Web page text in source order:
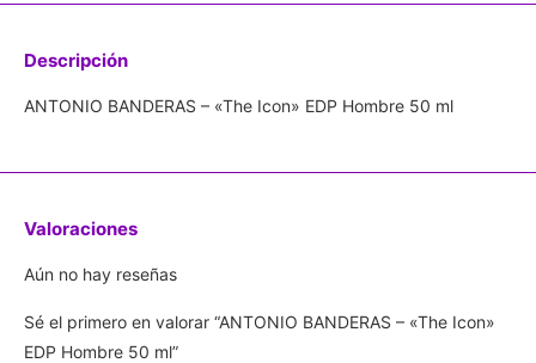
Descripción
ANTONIO BANDERAS – «The Icon» EDP Hombre 50 ml
Valoraciones
Aún no hay reseñas
Sé el primero en valorar “ANTONIO BANDERAS – «The Icon»
EDP Hombre 50 ml”